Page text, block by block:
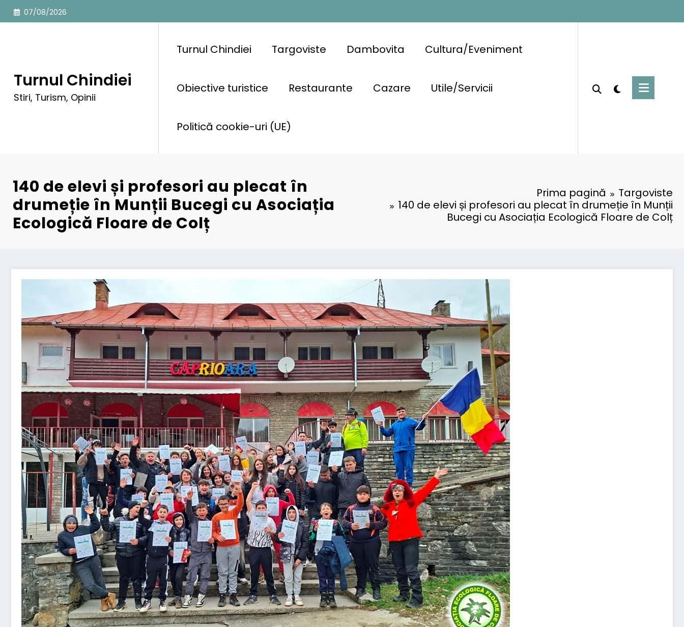
07/08/2026
Turnul Chindiei
Stiri, Turism, Opinii
Turnul Chindiei Targoviste Dambovita Cultura/Eveniment
Obiective turistice Restaurante Cazare Utile/Servicii
Politică cookie-uri (UE)
140 de elevi și profesori au plecat în
drumeție în Munții Bucegi cu Asociația
Ecologică Floare de Colț
Prima pagină
Targoviste
140 de elevi și profesori au plecat în drumeție în Munții
Bucegi cu Asociația Ecologică Floare de Colț